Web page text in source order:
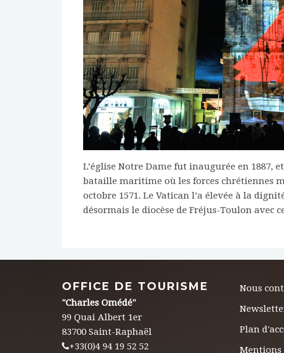
L’église Notre Dame fut inaugurée en 1887,
bataille maritime où les forces chrétiennes
octobre 1571. Le Vatican l’a élevée à la
désormais le diocèse de Fréjus-Toulon avec
OFFICE DE TOURISME
"Charles Omédé"
99 Quai Albert 1er
83700 Saint-Raphaël
+33(0)4 94 19 52 52
Nous
Plan
Mentions